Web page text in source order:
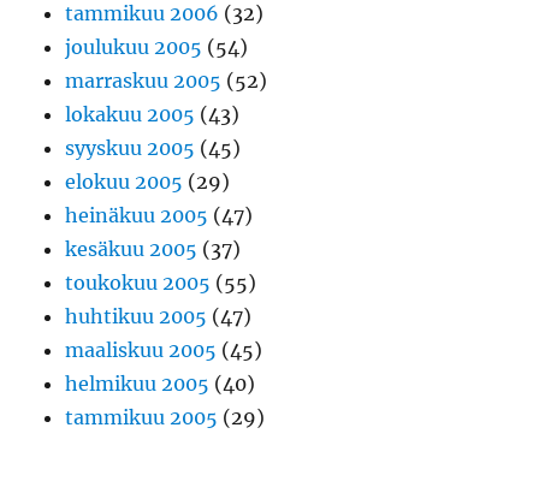
tammikuu 2006 (32)
joulukuu 2005 (54)
marraskuu 2005 (52)
lokakuu 2005 (43)
syyskuu 2005 (45)
elokuu 2005 (29)
heinäkuu 2005 (47)
kesäkuu 2005 (37)
toukokuu 2005 (55)
huhtikuu 2005 (47)
maaliskuu 2005 (45)
helmikuu 2005 (40)
tammikuu 2005 (29)